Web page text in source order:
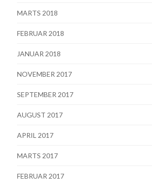
MARTS 2018
FEBRUAR 2018
JANUAR 2018
NOVEMBER 2017
SEPTEMBER 2017
AUGUST 2017
APRIL 2017
MARTS 2017
FEBRUAR 2017